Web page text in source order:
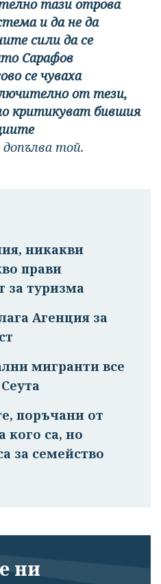
тази отрова
и да не да
сили да се
Сарафов
се чуваха
от тези,
критикуват бившия
допълва той.
никакви
прави
за туризма
Агенция за
мигранти все
поръчани от
кого са, но
за семейство
ни